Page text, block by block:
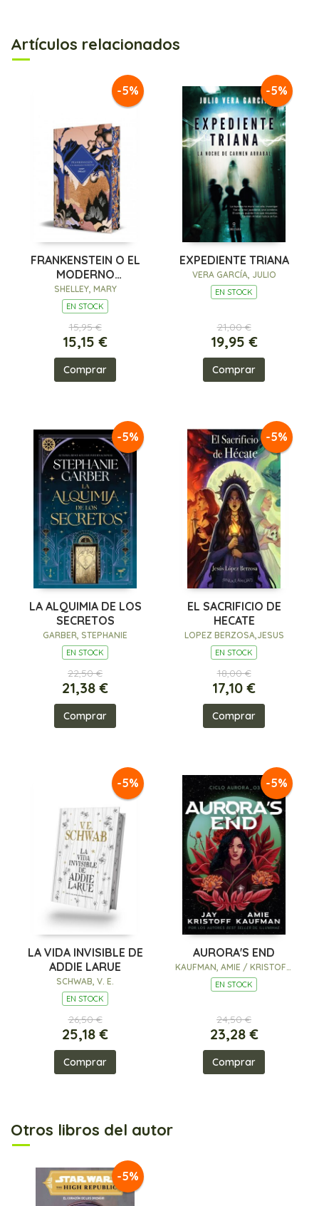
Artículos relacionados
-5%
FRANKENSTEIN O EL
MODERNO
PROMETEO (EDICIÓN
CANTOS
SHELLEY, MARY
EN STOCK
15,95 €
15,15 €
Comprar
-5%
EXPEDIENTE TRIANA
VERA GARCÍA, JULIO
EN STOCK
21,00 €
19,95 €
Comprar
-5%
LA ALQUIMIA DE LOS
SECRETOS
GARBER, STEPHANIE
EN STOCK
22,50 €
21,38 €
Comprar
-5%
EL SACRIFICIO DE
HECATE
LOPEZ BERZOSA,JESUS
EN STOCK
18,00 €
17,10 €
Comprar
-5%
LA VIDA INVISIBLE DE
ADDIE LARUE
SCHWAB, V. E.
EN STOCK
26,50 €
25,18 €
Comprar
-5%
AURORA'S END
KAUFMAN, AMIE / KRISTOFF,
JAY
EN STOCK
24,50 €
23,28 €
Comprar
Otros libros del autor
-5%